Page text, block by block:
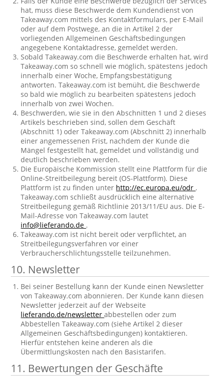
hat, muss diese Beschwerde dem Kundendienst von
Takeaway.com mittels des Kontaktformulars, per E-Mail
oder auf dem Postwege, an die in Artikel 2 der
vorliegenden Allgemeinen Geschäftsbedingungen
angegebene Kontaktadresse, gemeldet werden.
Sobald Takeaway.com die Beschwerde erhalten hat, wird
Takeaway.com so schnell wie möglich, spätestens jedoch
innerhalb einer Woche, Empfangsbestätigung
antworten. Takeaway.com ist bemüht, die Beschwerde
so bald wie möglich zu bearbeiten spätestens jedoch
innerhalb von zwei Wochen.
Beschwerden, wie sie in den Abschnitten 1 und 2 dieses
Artikels beschrieben sind, sollen dem Geschäft
(Abschnitt 1) oder Takeaway.com (Abschnitt 2) innerhalb
einer angemessenen Frist, nachdem der Kunde die
Mängel festgestellt hat, gemeldet und vollständig und
deutlich beschrieben werden.
Die Europäische Kommission stellt eine Plattform für die
Online-Streitbeilegung bereit (OS-Plattform). Diese
Plattform ist zu finden unter http://ec.europa.eu/odr .
Takeaway.com schließt ausdrücklich eine alternative
Streitbeilegung gemäß Richtlinie 2013/11/EU aus. Die E-
Mail-Adresse von Takeaway.com lautet
info@lieferando.de .
Takeaway.com ist nicht bereit oder verpflichtet, an
Streitbeilegungsverfahren vor einer
Verbraucherschlichtungsstelle teilzunehmen.
10. Newsletter
Bei seiner Bestellung kann der Kunde einen Newsletter
von Takeaway.com abonnieren. Der Kunde kann diesen
Newsletter jederzeit auf der Webseite
lieferando.de/newsletterabbestellen oder zum
Abbestellen Takeaway.com (siehe Artikel 2 dieser
Allgemeinen Geschäftsbedingungen) kontaktieren.
Hierfür entstehen keine anderen als die
Übermittlungskosten nach den Basistarifen.
11. Bewertungen der Geschäfte